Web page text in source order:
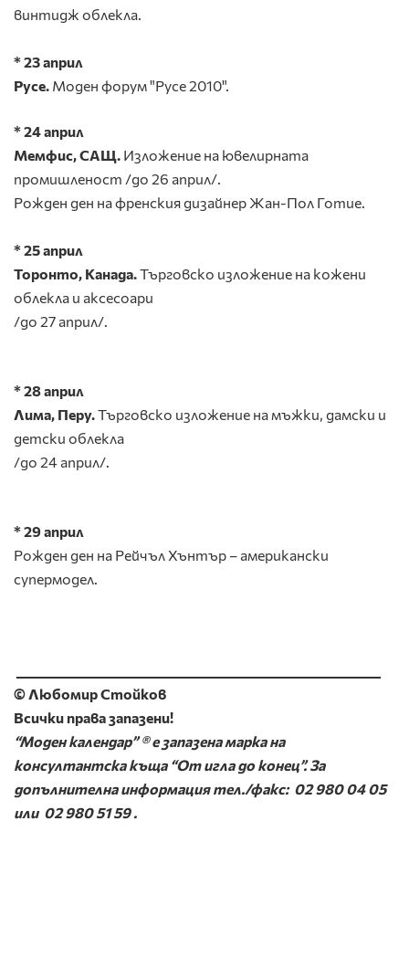
винтидж облекла.
* 23 април
Русе. Моден форум "Русе 2010".
* 24 април
Мемфис, САЩ. Изложение на ювелирната
промишленост /до 26 април/.
Рожден ден на френския дизайнер Жан-Пол Готие.
* 25 април
Торонто, Канада.Търговско изложение на кожени
облекла и аксесоари
/до 27 април/.
* 28 април
Лима, Перу.Търговско изложение на мъжки, дамски и
детски облекла
/до 24 април/.
* 29 април
Рожден ден на Рейчъл Хънтър – американски
супермодел.
© Любомир Стойков
Всички права запазени!
“Моден календар” ® e запазена марка на
консултантска къща “От игла до конец”. За
допълнителна информация тел./факс: 02 980 04 05
или 02 980 51 59.